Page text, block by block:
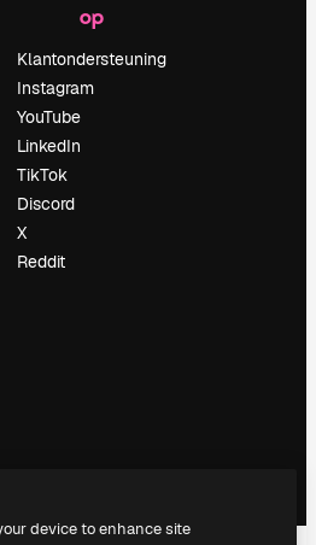
op
Klantondersteuning
Instagram
YouTube
LinkedIn
TikTok
Discord
X
Reddit
device to enhance site